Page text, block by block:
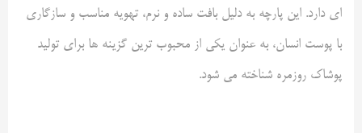
ای دارد. این پارچه به دلیل بافت ساده و نرم، تهویه مناسب و سازگاری
با پوست انسان، به عنوان یکی از محبوب ترین گزینه ها برای تولید
پوشاک روزمره شناخته می شود.